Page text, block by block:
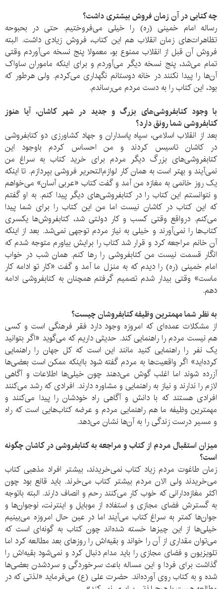
چه کتابی در آن زمان فروش بیشتری داشت؟
رساله امام خمینی (ره) را خیلی می‌فروختیم. حتی در بحبوحه
تظاهرات‌های زمان انقلاب هم این کتاب، فروش زیادی داشت. البته
فروش آن قبل از انقلاب ممنوع بو، معمولا پنج نسخه می‌آوردم وقتی
تمام می‌شد، پنج نسخه دیگر می‌آوردم و برای اینکه ماموران ساواک
آن‌ها را پیدا نکنند در خانه دوستانم نگهداری می‌کردم. ولی هرطور که
بود، این کتاب را به دست مردم می‌رساندم.
با وجود کتابفروشی‌های بزرگ و جدید در شهر کاشان، آیا هنوز
کتابفروشی شما رونق دارد؟
بعد از انقلاب اسلامی، سپاه پاسداران و جهاد کشاورزی دو کتابفروشی
در کاشان تاسیس کردند و من احساس کردم باوجود این
کتابفروشی‌های بزرگ دیگر مردم برای خرید کتاب به سراغ من
نمی‌آیند و بهتر است به همان کار لوازم‌التحریر فروشی بپردازم. تا اینکه
یک روز خانمی به مغازه من آمد و گفت کتاب «عربی آسان» می‌خواهم
و نتوانستم این کتاب را در کتابفروشی‌های دیگر پیدا کنم. به او گفتم
که این کتاب در کاشان نیست اما من این کتاب را برای شما پیدا
می‌کنم. درواقع وقتی کسب و کار دولتی شد، کتابفروش‌ها یکسری
کتاب‌ها را نمی‌آورند و خیلی به نیاز مردم توجهی نمی‌شد. بعد از اینکه
آن خانم مراجعه کرد و قرار شد کتاب را برایش بیاورم متوجه شدم که
انگار قسمت نیست من کتابفروشی را رها کنم. همان شب در خواب
امام خمینی (ره) را دیدم که به منزل ما آمد و گفت «کار تو ادامه کار
ماست» وقتی بیدار شدم تصمیم گرفتم همچنان به کتابفروشی ادامه
دهم.
به نظر شما مهمترین وظیفه کتابفروشان چیست؟
از مشکلات عمده‌ای که امروزه وجود دارد فقر فرهنگی است و کسی
هم نیست مردم را راهنمایی کند. حدیثی داریم که می‌گوید «اگر بتوانید
یک نفر را راهنمایی کنید مانند این است که کل جهان را راهنمایی
کرده‌اید» اگر واقعیت‌ها به مردم گفته شود بااینکه ممکن است بعضی‌ها
آزرده شوند اما اغلب گوش می‌دهند چون خیلی‌ها اطلاعات و آگاهی
لازم را ندارند و نیاز به راهنمایی و مشاوره دارند. افرادی که رشد می‌کنند
افرادی هستند که با دانش و آگاهی راه خودشان را پیدا می‌کنند و
مهمترین وظیفه ما هم راهنمایی مردم و عرضه کتاب‌هایی است که راه
و مسیر درست زندگی را به آن‌ها نشان می‌دهد.
میزان استقبال مردم از کتاب و مراجعه به کتابفروشی در کاشان چگونه
است؟
زمان طاغوت مردم زیاد کتاب نمی‌خریدند، بیشتر افراد مذهبی کتاب
می‌خریدند ولی الان مردم بیشتر کتاب می‌خرند. باید قانع بود چون
اکثر مغازه‌دارانی که خوب کار می‌کنند رحم و انصاف دارند. البته باتوجه
به گسترش فضای مجازی و استفاده از موبایل و اینترنت، نوجوان‌ها و
جوان‌ها کمتر به سراغ کتاب می‌آیند اما در عین حال امروزه می‌بینیم
خیلی‌ها از این چیزها خسته شده‌اند چون کتاب به گونه‌ای است که
می‌توان مقداری از آن را ‌خواند و بقیه‌اش را روزهای بعد مطالعه کرد اما
تلویزیون و فضای مجازی را باید مدام دنبال کرد و نمی‌شود بقیه‌اش را
گذاشت برای فردا و این مساله باعث سرخوردگی و سردشدن بعضی‌ها
شده و به کتاب روی آورده‌اند. حضرت علی (ع) می‌فرماید «لذتی که در